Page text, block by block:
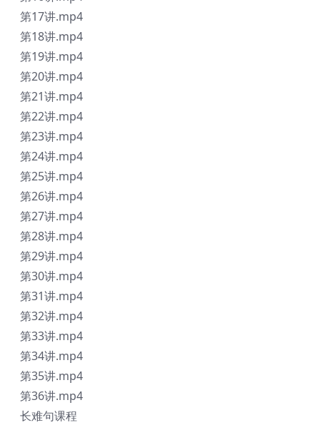
第17讲.mp4
第18讲.mp4
第19讲.mp4
第20讲.mp4
第21讲.mp4
第22讲.mp4
第23讲.mp4
第24讲.mp4
第25讲.mp4
第26讲.mp4
第27讲.mp4
第28讲.mp4
第29讲.mp4
第30讲.mp4
第31讲.mp4
第32讲.mp4
第33讲.mp4
第34讲.mp4
第35讲.mp4
第36讲.mp4
长难句课程